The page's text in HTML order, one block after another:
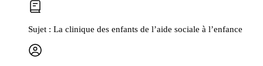
Sujet : La clinique des enfants de l’aide sociale à l’enfance